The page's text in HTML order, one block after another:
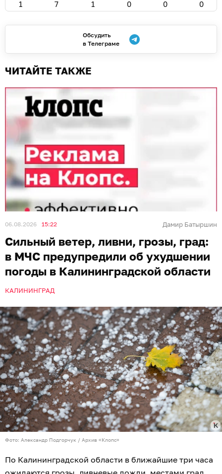
1 7 1 0 0 0
Обсудить
в Телеграме
ЧИТАЙТЕ ТАКЖЕ
06.08.2026 15:22 Дамир Батыршин
Сильный ветер, ливни, грозы, град:
в МЧС предупредили об ухудшении
погоды в Калининградской области
КАЛИНИНГРАД
Фото: Александр Подгорчук / Архив «Клопс»
По Калининградской области в ближайшие три часа